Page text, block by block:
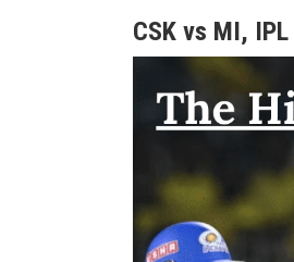
CSK vs MI,